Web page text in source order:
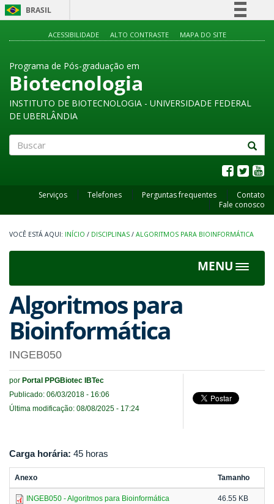
BRASIL
Legislação
ACESSIBILIDADE ALTO CONTRASTE MAPA DO SITE
Programa de Pós-graduação em
Biotecnologia
INSTITUTO DE BIOTECNOLOGIA - UNIVERSIDADE FEDERAL
DE UBERLÂNDIA
Serviços Telefones Perguntas frequentes
Contato
Fale conosco
INÍCIO / DISCIPLINAS / ALGORITMOS PARA BIOINFORMÁTICA
MENU
Toggle
Algoritmos para
Bioinformática
INGEB050
por Portal PPGBiotec IBTec
Publicado: 06/03/2018 - 16:06
Última modificação: 08/08/2025 - 17:24
Carga horária: 45 horas
Anexo Tamanho
INGEB050 - Algoritmos para Bioinformática 46.55 KB